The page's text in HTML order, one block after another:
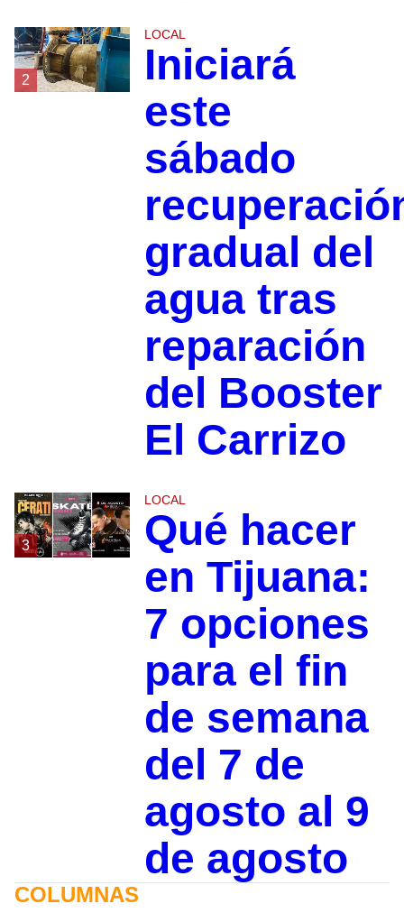
2
LOCAL
Iniciará
este
sábado
gradual del
agua tras
reparación
del Booster
El Carrizo
3
LOCAL
Qué hacer
en Tijuana:
7 opciones
para el fin
de semana
del 7 de
agosto al 9
de agosto
COLUMNAS